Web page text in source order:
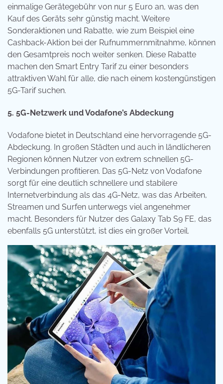
einmalige Gerätegebühr von nur 5 Euro an, was den
Kauf des Geräts sehr günstig macht. Weitere
Sonderaktionen und Rabatte, wie zum Beispiel eine
Cashback-Aktion bei der Rufnummernmitnahme, können
den Gesamtpreis noch weiter senken. Diese Rabatte
machen den Smart Entry Tarif zu einer besonders
attraktiven Wahl für alle, die nach einem kostengünstigen
5G-Tarif suchen.
5. 5G-Netzwerk und Vodafone’s Abdeckung
Vodafone bietet in Deutschland eine hervorragende 5G-
Abdeckung. In großen Städten und auch in ländlicheren
Regionen können Nutzer von extrem schnellen 5G-
Verbindungen profitieren. Das 5G-Netz von Vodafone
sorgt für eine deutlich schnellere und stabilere
Internetverbindung als das 4G-Netz, was das Arbeiten,
Streamen und Surfen unterwegs viel angenehmer
macht. Besonders für Nutzer des Galaxy Tab S9 FE, das
ebenfalls 5G unterstützt, ist dies ein großer Vorteil.